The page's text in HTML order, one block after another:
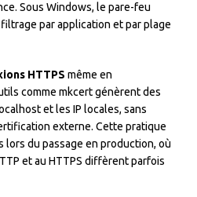
Sous Windows, le pare-feu
par application et par plage
HTTPS même en
comme mkcert génèrent des
et les IP locales, sans
externe. Cette pratique
lors du passage en production, où
et au HTTPS diffèrent parfois